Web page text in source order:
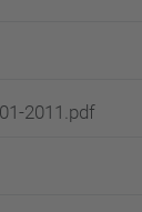
2011.pdf